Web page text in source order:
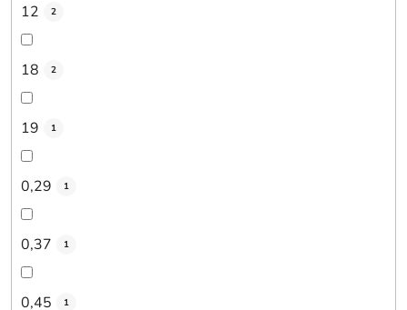
12 2
18 2
19 1
0,29 1
0,37 1
0,45 1